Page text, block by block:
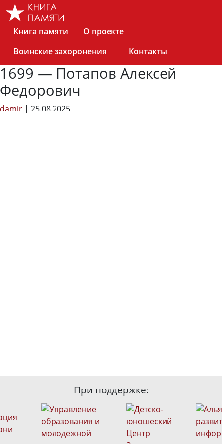
Skip
Книга памяти
О проекте
Воинские захоронения
Контакты
1699 — Потапов Алексей
Федорович
damir | 25.08.2025
При поддержке: